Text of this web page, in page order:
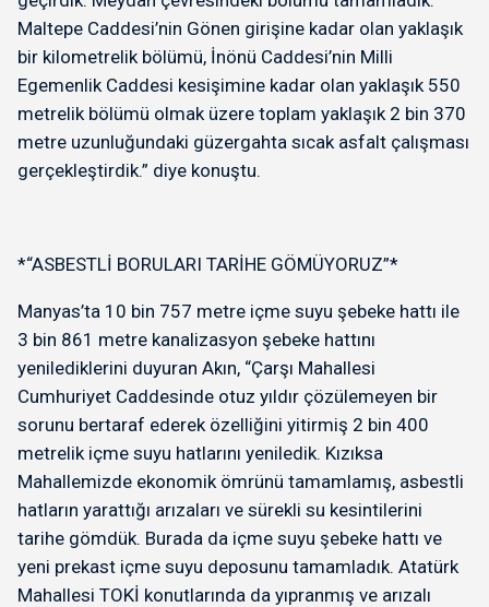
Maltepe Caddesi’nin Gönen girişine kadar olan yaklaşık
bir kilometrelik bölümü, İnönü Caddesi’nin Milli
Egemenlik Caddesi kesişimine kadar olan yaklaşık 550
metrelik bölümü olmak üzere toplam yaklaşık 2 bin 370
metre uzunluğundaki güzergahta sıcak asfalt çalışması
gerçekleştirdik.” diye konuştu.
*“ASBESTLİ BORULARI TARİHE GÖMÜYORUZ”*
Manyas’ta 10 bin 757 metre içme suyu şebeke hattı ile
3 bin 861 metre kanalizasyon şebeke hattını
yenilediklerini duyuran Akın, “Çarşı Mahallesi
Cumhuriyet Caddesinde otuz yıldır çözülemeyen bir
sorunu bertaraf ederek özelliğini yitirmiş 2 bin 400
metrelik içme suyu hatlarını yeniledik. Kızıksa
Mahallemizde ekonomik ömrünü tamamlamış, asbestli
hatların yarattığı arızaları ve sürekli su kesintilerini
tarihe gömdük. Burada da içme suyu şebeke hattı ve
yeni prekast içme suyu deposunu tamamladık. Atatürk
Mahallesi TOKİ konutlarında da yıpranmış ve arızalı